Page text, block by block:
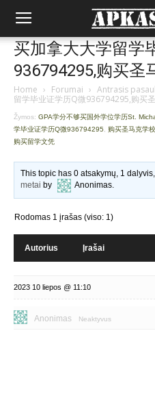
买加拿大大学留学
936794295,购买圣
Home › Forumai › Antrasis
留学毕业证学历Q微936794295,购买
Žymos: GPA学分不够买国外学位学历St.
学毕业证学历Q微936794295
购买圣马克学
购买留学文凭
This topic has 0 atsakymų, 1
metai by Anonimas.
Rodomas 1 įrašas (viso: 1)
Autorius Įrašai
2023 10 liepos @ 11:10
Anonimas Neaktyvus